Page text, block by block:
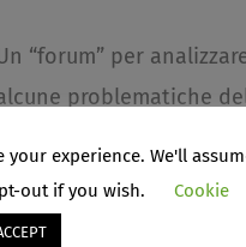
“forum” per
problematiche
anche delle medie e
presentando in
experience. We'll
out if you wish.
Cookie